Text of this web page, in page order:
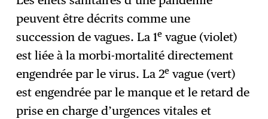
peuvent être décrits comme une
succession de vagues. La 1e vague (violet)
est liée à la morbi-mortalité directement
engendrée par le virus. La 2e vague (vert)
est engendrée par le manque et le retard de
prise en charge d’urgences vitales et